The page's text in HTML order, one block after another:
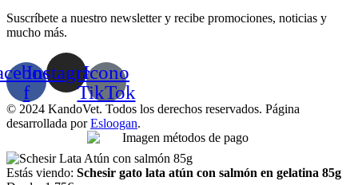
Suscríbete a nuestro newsletter y recibe promociones, noticias y
mucho más.
f
InstagramIcono
TikTok
© 2024 KandoVet. Todos los derechos reservados. Página
desarrollada porEsloogan.
Estás viendo: Schesir gato lata atún con salmón en gelatina 85g